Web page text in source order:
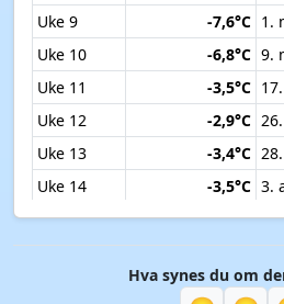
Uke 9
-7,6°C 1.
Uke 10
-6,8°C 9.
Uke 11
-3,5°C
Uke 12
-2,9°C
Uke 13
-3,4°C
Uke 14
-3,5°C 3.
Uke 15
-1,2°C
Uke 16
-0,6°C
-0,3°C
Hva synes du om